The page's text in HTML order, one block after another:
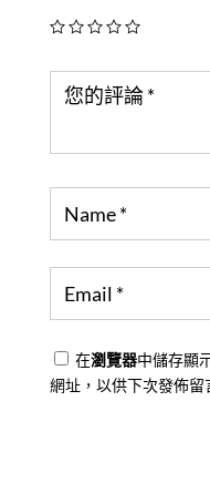
在瀏覽器中儲存顯
網址，以供下次發佈留